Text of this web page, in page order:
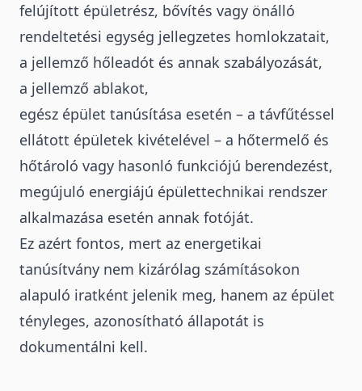
felújított épületrész, bővítés vagy önálló
rendeltetési egység jellegzetes homlokzatait,
a jellemző hőleadót és annak szabályozását,
a jellemző ablakot,
egész épület tanúsítása esetén – a távfűtéssel
ellátott épületek kivételével – a hőtermelő és
hőtároló vagy hasonló funkciójú berendezést,
megújuló energiájú épülettechnikai rendszer
alkalmazása esetén annak fotóját.
Ez azért fontos, mert az energetikai
tanúsítvány nem kizárólag számításokon
alapuló iratként jelenik meg, hanem az épület
tényleges, azonosítható állapotát is
dokumentálni kell.